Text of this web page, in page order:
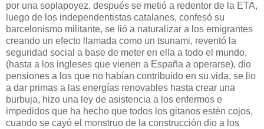
por una soplapoyez, después se metió a redentor de la ETA,
luego de los independentistas catalanes, confesó su
barcelonismo militante, se lió a naturalizar a los emigrantes
creando un efecto llamada como un tsunami, reventó la
seguridad social a base de meter en ella a todo el mundo,
(hasta a los ingleses que vienen a España a operarse), dio
pensiones a los que no habían contribuido en su vida, se lio
a dar primas a las energías renovables hasta crear una
burbuja, hizo una ley de asistencia a los enfermos e
impedidos que ha hecho que todos los gitanos estén cojos,
cuando se cayó el monstruo de la construcción dio a los